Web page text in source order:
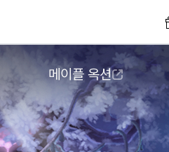
메이플 옥션
메이플 옥션